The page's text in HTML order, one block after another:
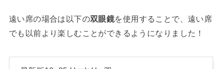
遠い席の場合は以下の双眼鏡を使用することで、遠い席
でも以前より楽しむことができるようになりました！